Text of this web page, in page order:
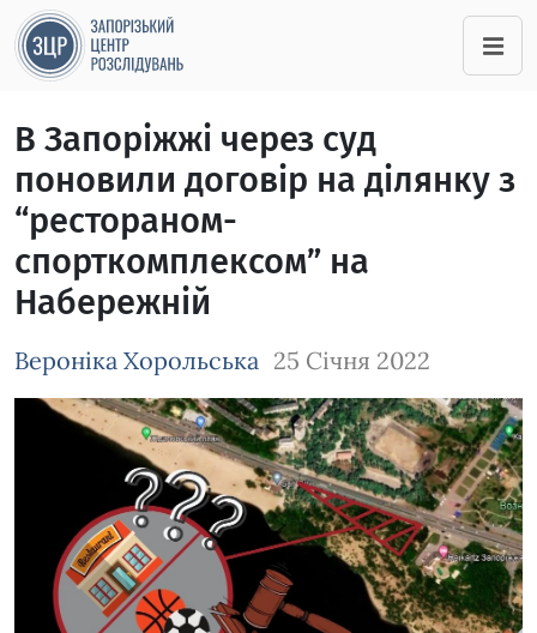
В Запоріжжі через суд
поновили договір на ділянку з
“рестораном-
спорткомплексом” на
Набережній
Вероніка Хорольська 25 Січня 2022
Зображення завантажується